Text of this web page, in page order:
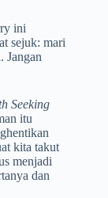
ini
sejuk: mari
Jangan
Seeking
itu
kita takut
menjadi
dan